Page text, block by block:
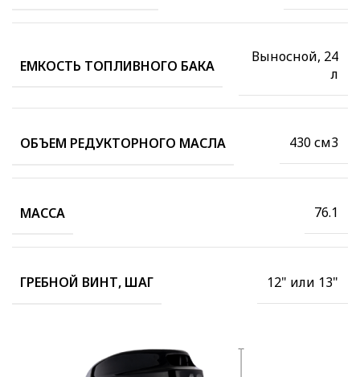
ЕМКОСТЬ ТОПЛИВНОГО БАКА
Выносной, 24
л
ОБЪЕМ РЕДУКТОРНОГО МАСЛА 430 см3
МАССА 76.1
ГРЕБНОЙ ВИНТ, ШАГ 12" или 13"